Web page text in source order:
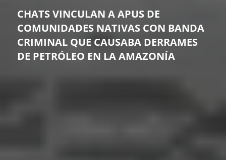
CHATS VINCULAN A APUS DE
COMUNIDADES NATIVAS CON BANDA
CRIMINAL QUE CAUSABA DERRAMES
DE PETRÓLEO EN LA AMAZONÍA